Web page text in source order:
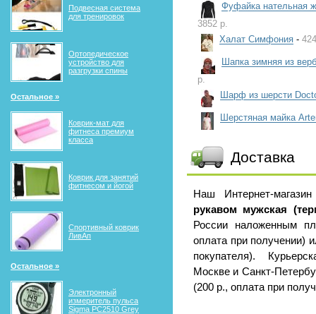
Подвесная система
для тренировок
Ортопедическое
устройство для
разгрузки спины
Остальное »
Коврик-мат для
фитнеса премиум
класса
Коврик для занятий
фитнесом и йогой
Спортивный коврик
ЛивАп
Остальное »
Электронный
измеритель пульса
Sigma PC2510 Grey
Фуфайка нательная
3852 р.
Халат Симфония -
Шапка зимняя из
р.
Шарф из шерсти
Шерстяная майка
Доставка
Наш Интернет-
рукавом мужская
России наложенным
оплата при получении)
покупателя).
Москве и Санкт-
(200 р., оплата при